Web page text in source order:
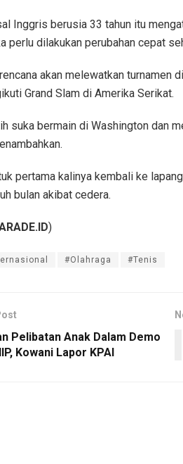
Inggris berusia 33 tahun itu
perlu dilakukan perubahan cepat
akan melewatkan turnamen
Grand Slam di Amerika Serikat.
suka bermain di Washington dan
pertama kalinya kembali ke
bulan akibat cedera.
)
#Olahraga #Tenis
Pelibatan Anak Dalam Demo
Kowani Lapor KPAI